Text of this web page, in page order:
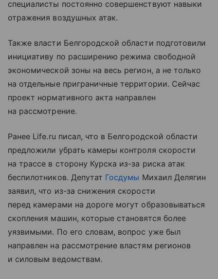
специалисты постоянно совершенствуют навыки
отражения воздушных атак.
Также власти Белгородской области подготовили
инициативу по расширению режима свободной
экономической зоны на весь регион, а не только
на отдельные приграничные территории. Сейчас
проект нормативного акта направлен
на рассмотрение.
Ранее Life.ru писал, что в Белгородской области
предложили убрать камеры контроля скорости
на трассе в сторону Курска из-за риска атак
беспилотников. Депутат Госдумы Михаил Делягин
заявил, что из-за снижения скорости
перед камерами на дороге могут образовываться
скопления машин, которые становятся более
уязвимыми. По его словам, вопрос уже был
направлен на рассмотрение властям регионов
и силовым ведомствам.